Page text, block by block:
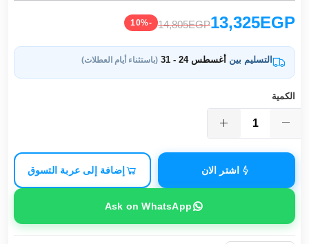
13,325EGP
14,805EGP
-10%
التسليم بين أغسطس 24 - 31 (باستثناء أيام العطلات)
الكمية
اشتر الان إضافة إلى عربة التسوق
Ask on WhatsApp